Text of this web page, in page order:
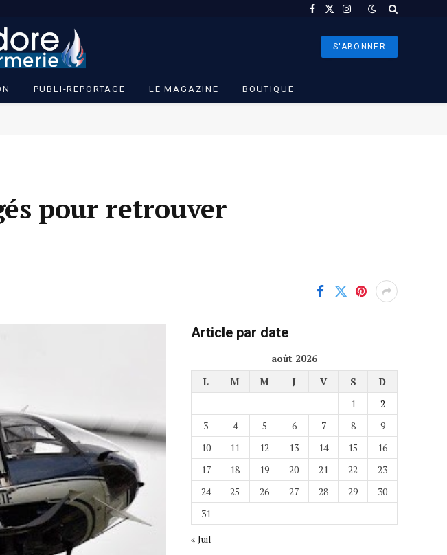
Facebook
X
Instagram
S'ABONNER
PUBLI-REPORTAGE LE MAGAZINE BOUTIQUE
pour retrouver
Article par date
août 2026
L
M M J V S
D
1
2
3
4 5 6 7 8
9
10
11 12 13 14 15
16
17
18 19 20 21 22
23
24
25 26 27 28 29
30
31
« Juil